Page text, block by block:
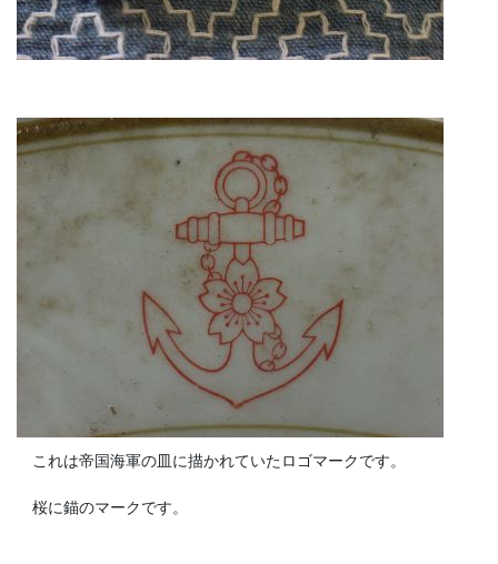
これは帝国海軍の皿に描かれていたロゴマークです。
桜に錨のマークです。